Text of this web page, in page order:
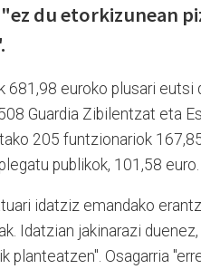
du etorkizunean
681,98 euroko plusari eutsi
Guardia Zibilentzat eta
205 funtzionariok
publikok, 101,58 euro.
idatziz emandako
Idatzian jakinarazi
planteatzen". Osagarria